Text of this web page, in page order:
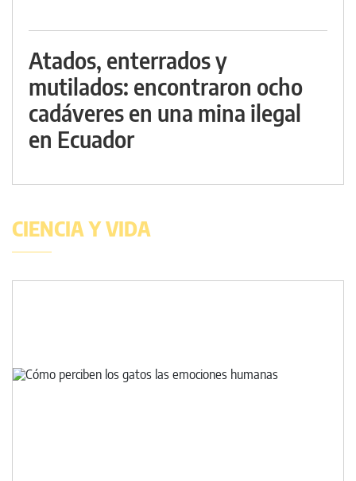
Atados, enterrados y
mutilados: encontraron ocho
cadáveres en una mina ilegal
en Ecuador
CIENCIA Y VIDA